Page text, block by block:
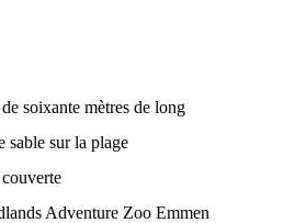
soixante mètres de long
sable sur la plage
Adventure Zoo Emmen